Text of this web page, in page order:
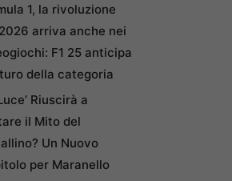
1, la rivoluzione
arriva anche nei
F1 25 anticipa
della categoria
Riuscirà a
il Mito del
Un Nuovo
per Maranello